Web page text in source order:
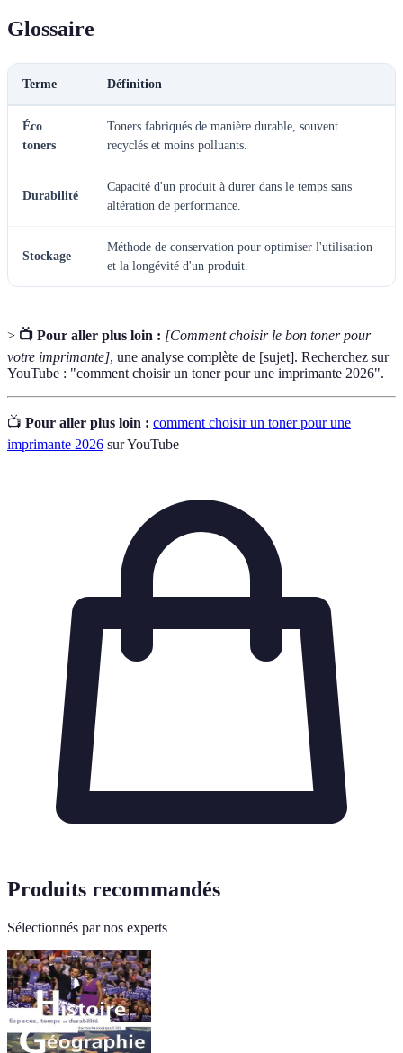
Glossaire
Terme Définition
Éco
toners
Toners fabriqués de manière durable, souvent
recyclés et moins polluants.
Durabilité
Capacité d'un produit à durer dans le temps sans
altération de performance.
Stockage
Méthode de conservation pour optimiser l'utilisation
et la longévité d'un produit.
> 📺 Pour aller plus loin : [Comment choisir le bon toner pour
votre imprimante], une analyse complète de [sujet]. Recherchez sur
YouTube : "comment choisir un toner pour une imprimante 2026".
📺 Pour aller plus loin : comment choisir un toner pour une
imprimante 2026 sur YouTube
Produits recommandés
Sélectionnés par nos experts